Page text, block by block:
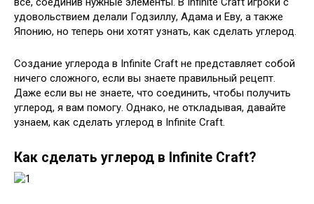
удовольствием делали Годзиллу, Адама и Еву, а также
Японию, но теперь они хотят узнать, как сделать углерод.
Создание углерода в Infinite Craft не представляет собой
ничего сложного, если вы знаете правильный рецепт.
Даже если вы не знаете, что соединить, чтобы получить
углерод, я вам помогу. Однако, не откладывая, давайте
узнаем, как сделать углерод в Infinite Craft.
Как сделать углерод в Infinite Craft?